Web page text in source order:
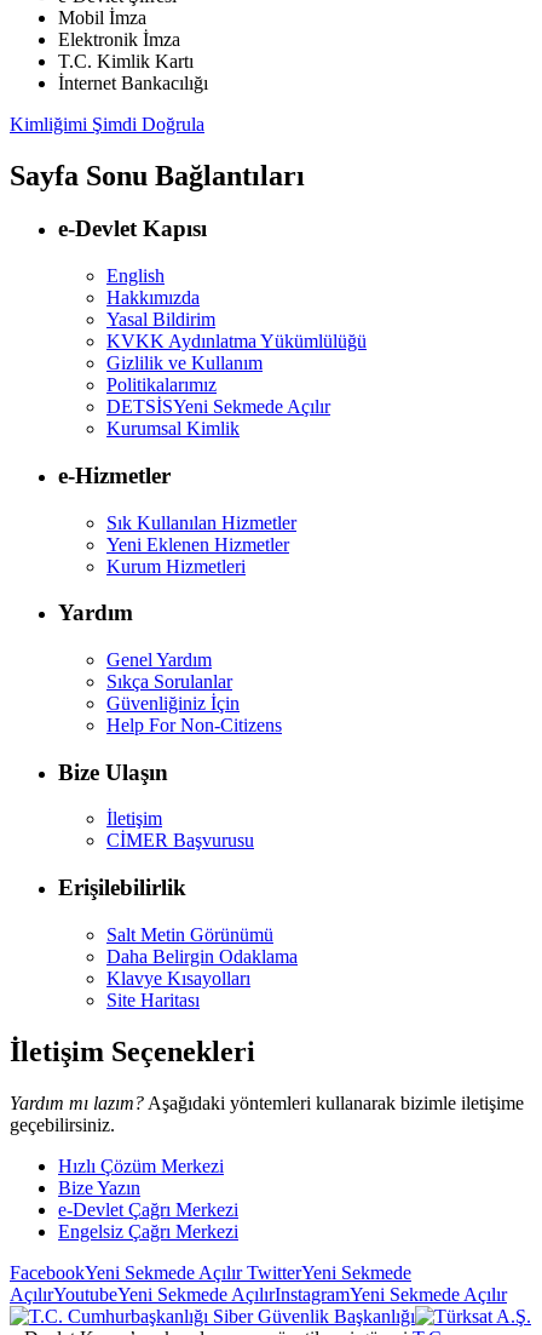
Mobil İmza
Elektronik İmza
T.C. Kimlik Kartı
İnternet Bankacılığı
Kimliğimi Şimdi Doğrula
Sayfa Sonu Bağlantıları
e-Devlet Kapısı
English
Hakkımızda
Yasal Bildirim
KVKK Aydınlatma Yükümlülüğü
Gizlilik ve Kullanım
Politikalarımız
DETSİSYeni Sekmede Açılır
Kurumsal Kimlik
e-Hizmetler
Sık Kullanılan Hizmetler
Yeni Eklenen Hizmetler
Kurum Hizmetleri
Yardım
Genel Yardım
Sıkça Sorulanlar
Güvenliğiniz İçin
Help For Non-Citizens
Bize Ulaşın
İletişim
CİMER Başvurusu
Erişilebilirlik
Salt Metin Görünümü
Daha Belirgin Odaklama
Klavye Kısayolları
Site Haritası
İletişim Seçenekleri
Yardım mı lazım? Aşağıdaki yöntemleri kullanarak bizimle iletişime
geçebilirsiniz.
Hızlı Çözüm Merkezi
Bize Yazın
e-Devlet Çağrı Merkezi
Engelsiz Çağrı Merkezi
FacebookYeni Sekmede AçılırTwitterYeni Sekmede
AçılırYoutubeYeni Sekmede AçılırInstagramYeni Sekmede Açılır